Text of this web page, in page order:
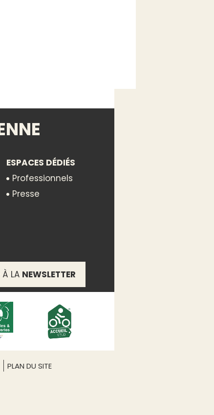
ESPACES DÉDIÉS
Professionnels
Presse
À LA NEWSLETTER
PLAN DU SITE